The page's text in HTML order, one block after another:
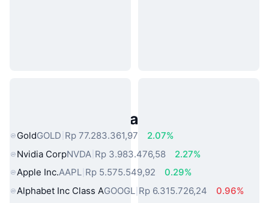
Aset Dunia Nyata Populer
GoldGOLD Rp 77.283.361,97
2.07%
Nvidia CorpNVDA Rp 3.983.476,58
2.27%
Apple Inc.AAPL Rp 5.575.549,92
0.29%
Alphabet Inc Class AGOOGL Rp 6.315.726,24
0.96%